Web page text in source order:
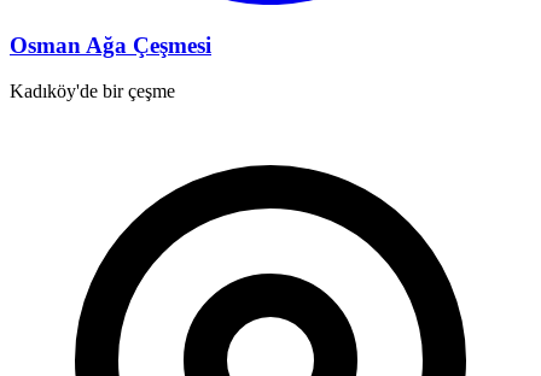
Osman Ağa Çeşmesi
Kadıköy'de bir çeşme